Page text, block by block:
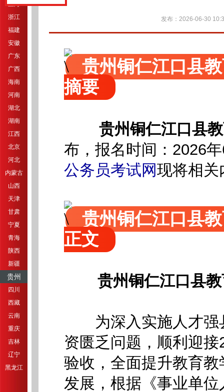
上海
浙江
福建
安徽
广东
广西
海南
河南
湖北
湖南
江西
北京
河北
内蒙古
山西
天津
甘肃
宁夏
青海
陕西
新疆
贵州
四川
西藏
云南
重庆
吉林
辽宁
黑龙江
发布：2026-06-30
贵州铜仁江口县
摘要
贵州铜仁江口县
布 ，报名时间：2026
公务员考试网现将相
贵州铜仁江口县
正文
贵州铜仁江口县
为深入实施人才强
资匮乏问题，顺利迎
验收，全面提升教育
发展，根据《事业单